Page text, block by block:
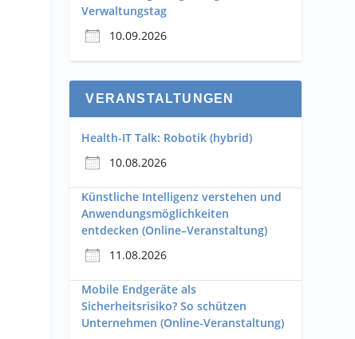
Verwaltungstag
10.09.2026
VERANSTALTUNGEN
Health-IT Talk: Robotik (hybrid)
10.08.2026
Künstliche Intelligenz verstehen und
Anwendungsmöglichkeiten
entdecken (Online–Veranstaltung)
11.08.2026
Mobile Endgeräte als
Sicherheitsrisiko? So schützen
Unternehmen (Online-Veranstaltung)